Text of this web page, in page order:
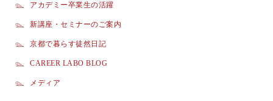
アカデミー卒業生の活躍
新講座・セミナーのご案内
京都で暮らす徒然日記
CAREER LABO BLOG
メディア